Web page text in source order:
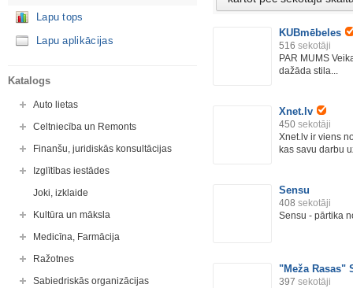
Lapu tops
Lapu aplikācijas
Katalogs
Auto lietas
Celtniecība un Remonts
Finanšu, juridiskās konsultācijas
Izglītības iestādes
Joki, izklaide
Kultūra un māksla
Medicīna, Farmācija
Ražotnes
Sabiedriskās organizācijas
KUBmēbeles
516 sekotāji
PAR MUMS
dažāda stila...
Xnet.lv
450 sekotāji
Xnet.lv ir viens
kas savu darbu
Sensu
408 sekotāji
Sensu - pārtika
"Meža Rasas"
397 sekotāji